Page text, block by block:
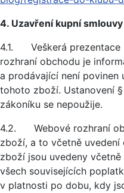
4. Uzavření kupní smlouvy
4.1. Veškerá prezentace
rozhraní obchodu je
a prodávající není povinen
tohoto zboží. Ustanovení
zákoníku se nepoužije.
4.2. Webové rozhraní
zboží, a to včetně
zboží jsou uvedeny
všech souvisejících
v platnosti po dobu, kdy